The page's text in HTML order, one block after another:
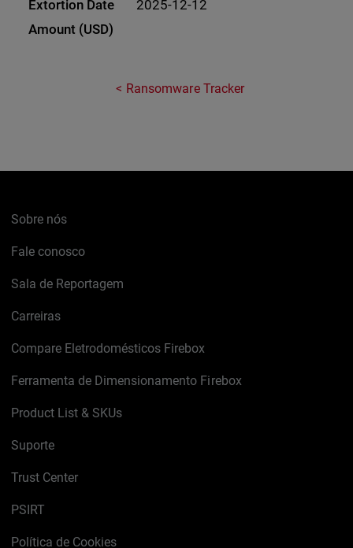
2025-12-12
Ransomware Tracker
Sobre nós
Fale conosco
Sala de Reportagem
Carreiras
Compare Eletrodomésticos Firebox
Ferramenta de Dimensionamento Firebox
Product List & SKUs
Suporte
Trust Center
PSIRT
Política de Cookies